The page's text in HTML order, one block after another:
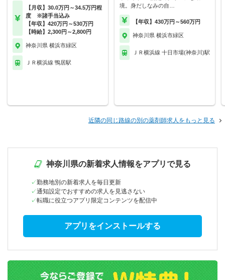
【月収】30.0万円～34.5万円程
度 ※諸手当込み
【年収】420万円～530万円
【時給】2,300円～2,800円
神奈川県 横浜市緑区
ＪＲ横浜線 鴨居駅
境。身だしなみの自…
【年収】430万円～560万円
神奈川県 横浜市緑区
ＪＲ横浜線 十日市場(神奈川)駅
近隣の同じ路線の別の薬剤師求人をもっと見る
神奈川県の新着求人情報をアプリで見る
勤務地別の新着求人を毎日更新
通知設定でおすすめの求人を見逃さない
転職に役立つアプリ限定コンテンツを配信中
アプリをインストールする